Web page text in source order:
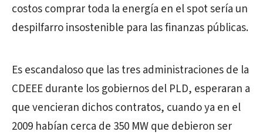
costos comprar toda la energía en el spot sería un
despilfarro insostenible para las finanzas públicas.
Es escandaloso que las tres administraciones de la
CDEEE durante los gobiernos del PLD, esperaran a
que vencieran dichos contratos, cuando ya en el
2009 habían cerca de 350 MW que debieron ser